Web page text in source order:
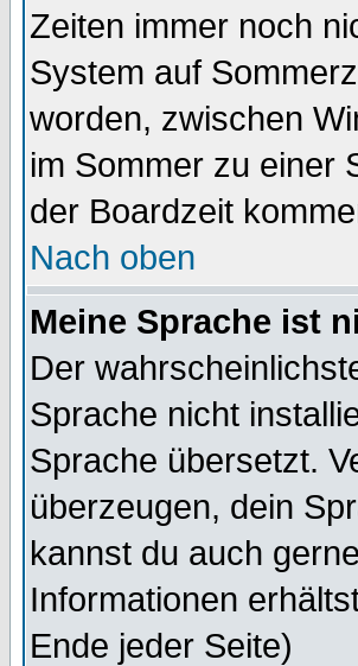
Zeiten immer noch
System auf
worden, zwischen
im Sommer zu einer
der Boardzeit
Nach oben
Meine Sprache ist
Der
Sprache nicht
Sprache übersetzt.
überzeugen, dein
kannst du auch
Informationen
Ende jeder Seite)